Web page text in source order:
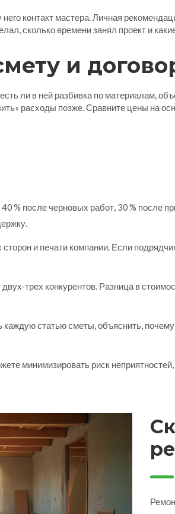
контакт мастера. Личная
сколько времени занял проект и
и
ли в ней разбивка по материалам,
расходы позже. Сравните цены на
% после черновых работ, 30 % после
и печати компании. Если
конкурентов. Разница в
статью сметы, объяснить,
минимизировать риск